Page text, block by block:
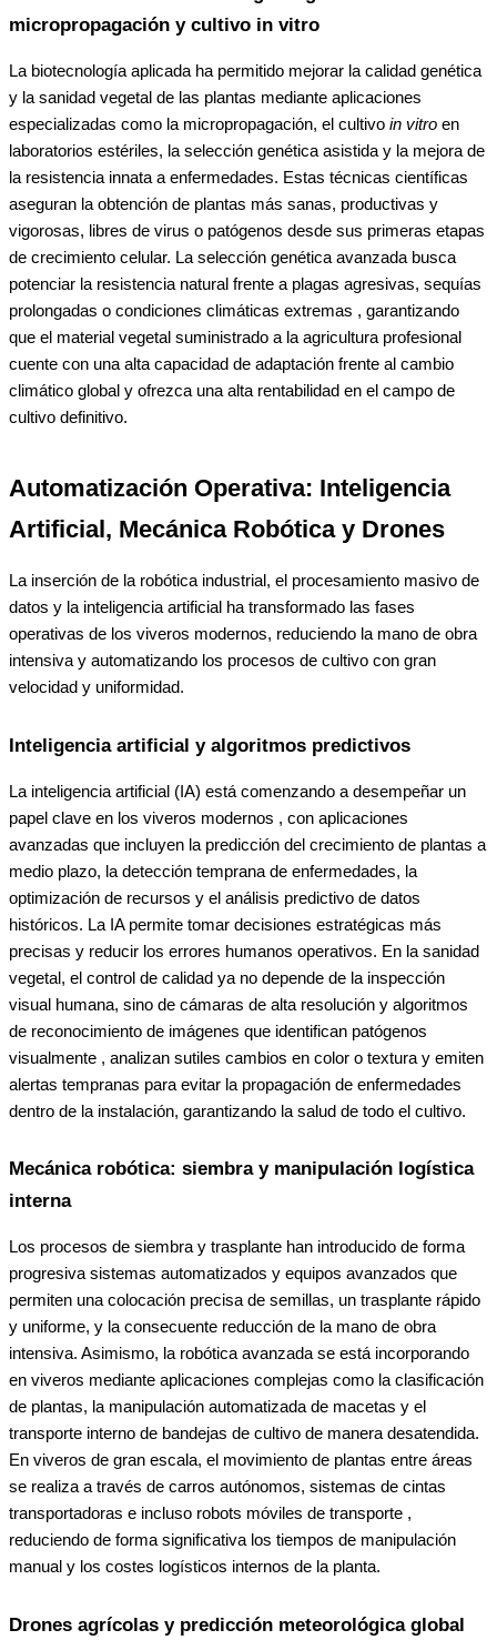
micropropagación y cultivo in vitro
La biotecnología aplicada ha permitido mejorar la calidad genética
y la sanidad vegetal de las plantas mediante aplicaciones
especializadas como la micropropagación, el cultivo in vitro en
laboratorios estériles, la selección genética asistida y la mejora de
la resistencia innata a enfermedades. Estas técnicas científicas
aseguran la obtención de plantas más sanas, productivas y
vigorosas, libres de virus o patógenos desde sus primeras etapas
de crecimiento celular. La selección genética avanzada busca
potenciar la resistencia natural frente a plagas agresivas, sequías
prolongadas o condiciones climáticas extremas , garantizando
que el material vegetal suministrado a la agricultura profesional
cuente con una alta capacidad de adaptación frente al cambio
climático global y ofrezca una alta rentabilidad en el campo de
cultivo definitivo.
Automatización Operativa: Inteligencia
Artificial, Mecánica Robótica y Drones
La inserción de la robótica industrial, el procesamiento masivo de
datos y la inteligencia artificial ha transformado las fases
operativas de los viveros modernos, reduciendo la mano de obra
intensiva y automatizando los procesos de cultivo con gran
velocidad y uniformidad.
Inteligencia artificial y algoritmos predictivos
La inteligencia artificial (IA) está comenzando a desempeñar un
papel clave en los viveros modernos , con aplicaciones
avanzadas que incluyen la predicción del crecimiento de plantas a
medio plazo, la detección temprana de enfermedades, la
optimización de recursos y el análisis predictivo de datos
históricos. La IA permite tomar decisiones estratégicas más
precisas y reducir los errores humanos operativos. En la sanidad
vegetal, el control de calidad ya no depende de la inspección
visual humana, sino de cámaras de alta resolución y algoritmos
de reconocimiento de imágenes que identifican patógenos
visualmente , analizan sutiles cambios en color o textura y emiten
alertas tempranas para evitar la propagación de enfermedades
dentro de la instalación, garantizando la salud de todo el cultivo.
Mecánica robótica: siembra y manipulación logística
interna
Los procesos de siembra y trasplante han introducido de forma
progresiva sistemas automatizados y equipos avanzados que
permiten una colocación precisa de semillas, un trasplante rápido
y uniforme, y la consecuente reducción de la mano de obra
intensiva. Asimismo, la robótica avanzada se está incorporando
en viveros mediante aplicaciones complejas como la clasificación
de plantas, la manipulación automatizada de macetas y el
transporte interno de bandejas de cultivo de manera desatendida.
En viveros de gran escala, el movimiento de plantas entre áreas
se realiza a través de carros autónomos, sistemas de cintas
transportadoras e incluso robots móviles de transporte ,
reduciendo de forma significativa los tiempos de manipulación
manual y los costes logísticos internos de la planta.
Drones agrícolas y predicción meteorológica global